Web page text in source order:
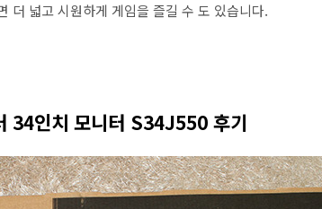
더 넓고 시원하게 게임을 즐길 수 도 있습니다.
34인치 모니터 S34J550 후기